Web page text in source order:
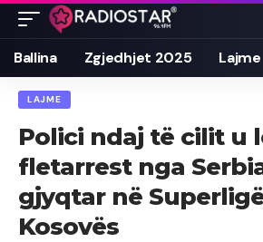
Ballina Zgjedhjet 2025 Lajme
LAJME
Polici ndaj të cilit u
fletarrest nga
gjyqtar në
Kosovës